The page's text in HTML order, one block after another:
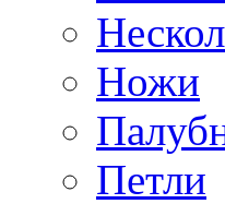
Ножи
Петли